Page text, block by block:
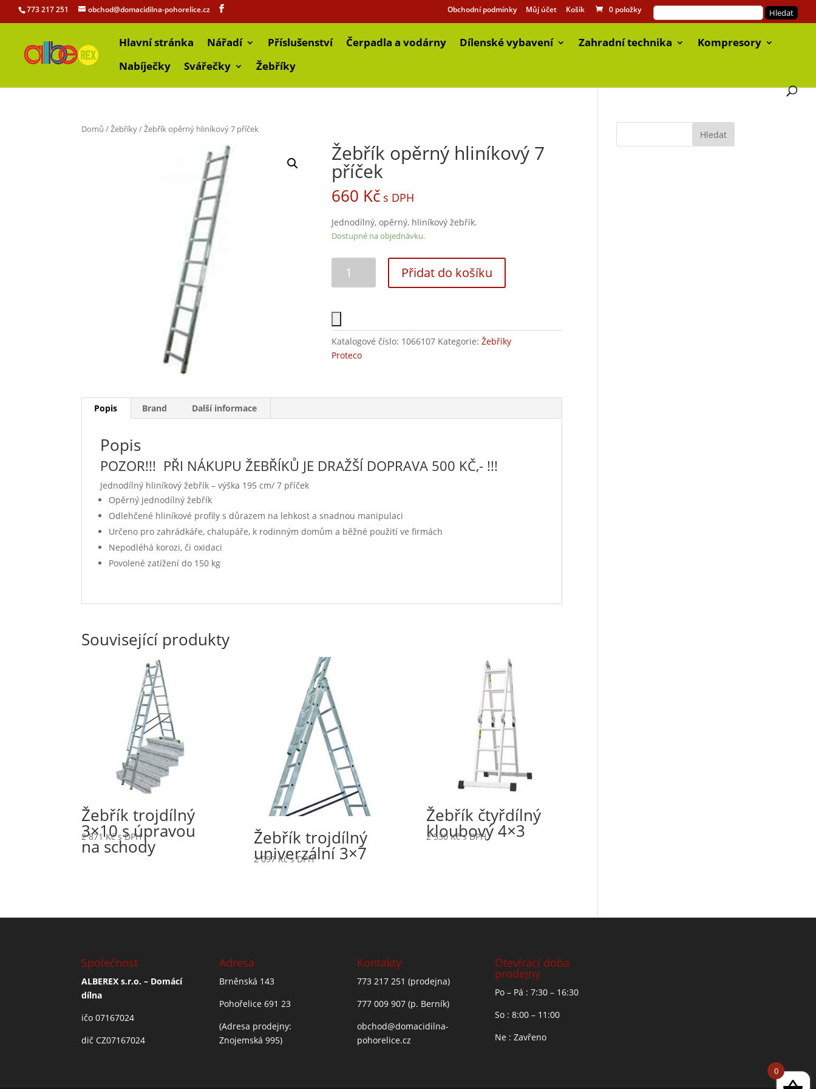
773 217 251 obchod@domacidilna-pohorelice.cz Obchodní podmínky Můj účet Košík 0 položky
Hlavní stránka Nářadí Příslušenství Čerpadla a vodárny Dílenské vybavení Zahradní technika
Kompresory
Nabíječky
Svářečky Žebříky
Domů /Žebříky/ Žebřík opěrný hliníkový 7 příček
Žebřík opěrný hliníkový 7
příček
660 Kč s DPH
Jednodílný, opěrný, hliníkový žebřík.
Dostupné na objednávku.
Přidat do košíku
Katalogové číslo: 1066107 Kategorie:Žebříky
Proteco
Popis Brand Další informace
Popis
POZOR!!! PŘI NÁKUPU ŽEBŘÍKŮ JE DRAŽŠÍ DOPRAVA 500 KČ,- !!!
Jednodílný hliníkový žebřík – výška 195 cm/ 7 příček
Opěrný jednodílný žebřík
Odlehčené hliníkové profily s důrazem na lehkost a snadnou manipulaci
Určeno pro zahrádkáře, chalupáře, k rodinným domům a běžné použití ve firmách
Nepodléhá korozi, či oxidaci
Povolené zatížení do 150 kg
Související produkty
Žebřík trojdílný
3×10 s úpravou
na schody
2 871Kč s DPH Žebřík trojdílný
univerzální 3×7
2 097 Kč s DPH
Žebřík čtyřdílný
kloubový 4×3
2 530Kč s DPH
Společnost
ALBEREX s.r.o. – Domácí
dílna
ičo 07167024
dič CZ07167024
Adresa
Brněnská 143
Pohořelice 691 23
(Adresa prodejny:
Znojemská 995)
Kontakty
773 217 251 (prodejna)
777 009 907 (p. Berník)
obchod@domacidilna-
pohorelice.cz
Otevírací doba
prodejny
Po – Pá : 7:30 – 16:30
So : 8:00 – 11:00
Ne : Zavřeno
0